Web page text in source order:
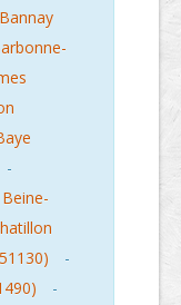
Bannay
-
Beine-
-
-